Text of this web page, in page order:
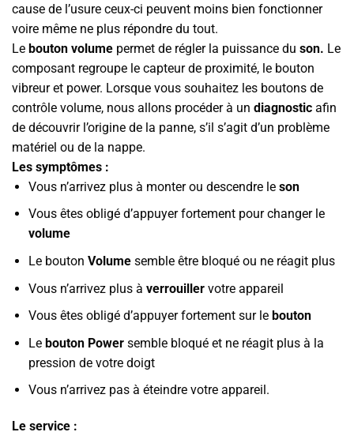
cause de l’usure ceux-ci peuvent moins bien fonctionner
voire même ne plus répondre du tout.
Le bouton volume permet de régler la puissance du son. Le
composant regroupe le capteur de proximité, le bouton
vibreur et power. Lorsque vous souhaitez les boutons de
contrôle volume, nous allons procéder à un diagnostic afin
de découvrir l’origine de la panne, s’il s’agit d’un problème
matériel ou de la nappe.
Les symptômes :
Vous n’arrivez plus à monter ou descendre le son
Vous êtes obligé d’appuyer fortement pour changer le
volume
Le bouton Volumesemble être bloqué ou ne réagit plus
Vous n’arrivez plus à verrouillervotre appareil
Vous êtes obligé d’appuyer fortement sur le bouton
Le bouton Powersemble bloqué et ne réagit plus à la
pression de votre doigt
Vous n’arrivez pas à éteindre votre appareil.
Le service :